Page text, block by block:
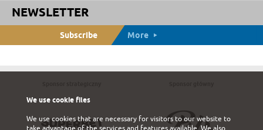
NEWSLETTER
Subscribe More
We use cookie files
We use cookies that are necessary for visitors to our website to